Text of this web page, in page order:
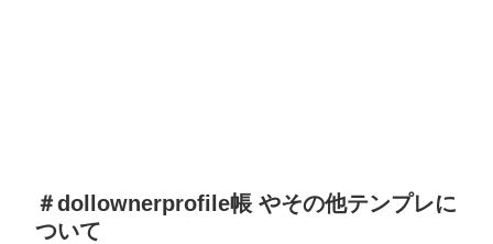
＃dollownerprofile帳 やその他テンプレに
ついて